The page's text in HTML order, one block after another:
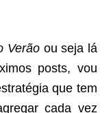
Verão ou seja lá
posts, vou
que tem
cada vez